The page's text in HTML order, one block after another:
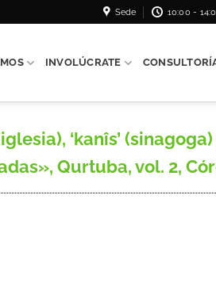
Sede 10:00 -
INVOLÚCRATE
‘kanîs’
Qurtuba, vol. 2,